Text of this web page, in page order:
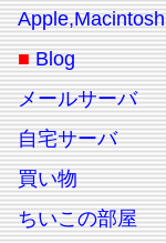
Apple,Macintosh
■ Blog
メールサーバ
自宅サーバ
買い物
ちいこの部屋